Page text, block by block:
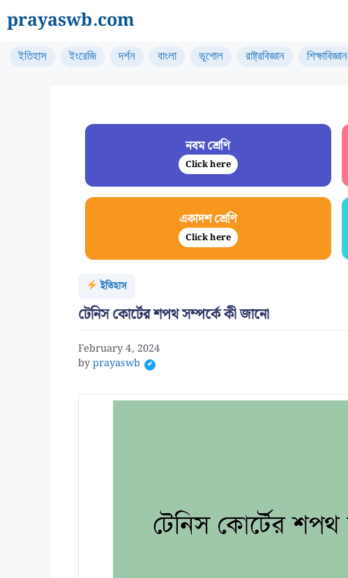
to
content
prayaswb.com
ইতিহাস ইংরেজি দর্শন বাংলা ভূগোল রাষ্ট্রবিজ্ঞান শিক্ষাবিজ্ঞান
নবম শ্রেণি
Click here
একাদশ শ্রেণি
Click here
ইতিহাস
টেনিস কোর্টের শপথ সম্পর্কে কী জানো
February 4, 2024
byprayaswb